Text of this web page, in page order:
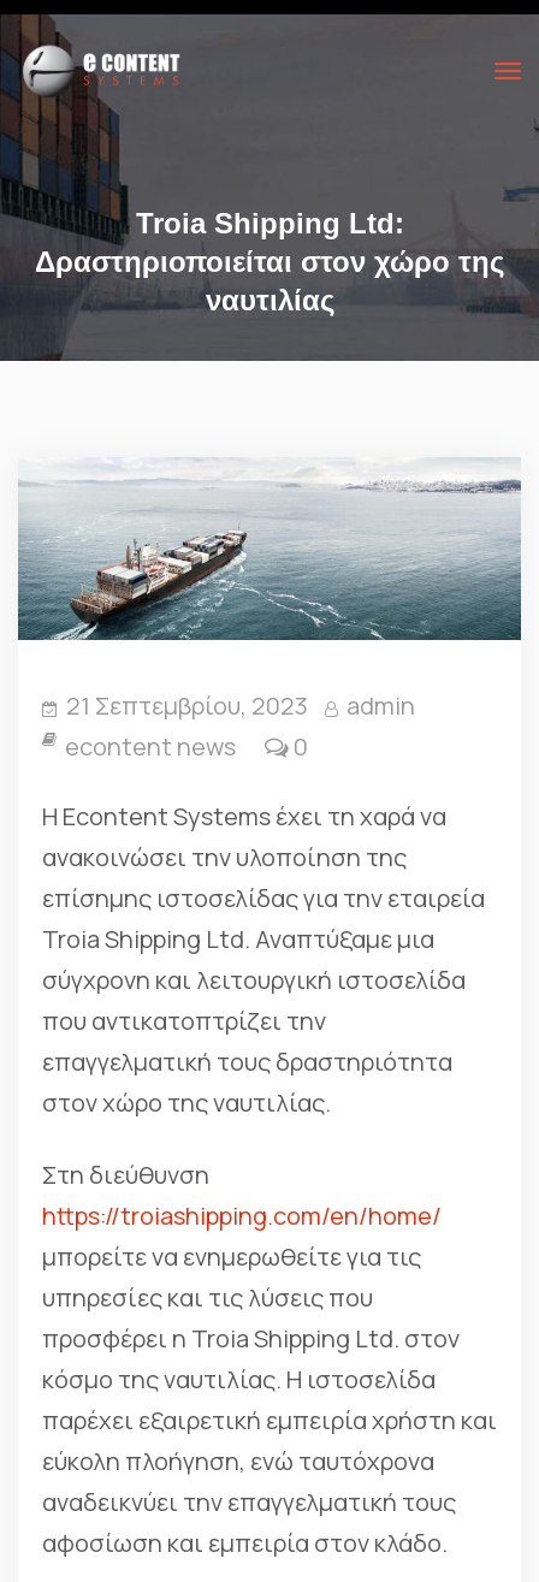
Troia Shipping Ltd:
Δραστηριοποιείται στον χώρο της
ναυτιλίας
21 Σεπτεμβρίου, 2023
admin
econtent news
0
Η Econtent Systems έχει τη χαρά να
ανακοινώσει την υλοποίηση της
επίσημης ιστοσελίδας για την εταιρεία
Troia Shipping Ltd. Αναπτύξαμε μια
σύγχρονη και λειτουργική ιστοσελίδα
που αντικατοπτρίζει την
επαγγελματική τους δραστηριότητα
στον χώρο της ναυτιλίας.
Στη διεύθυνση
https://troiashipping.com/en/home/
μπορείτε να ενημερωθείτε για τις
υπηρεσίες και τις λύσεις που
προσφέρει η Troia Shipping Ltd. στον
κόσμο της ναυτιλίας. Η ιστοσελίδα
παρέχει εξαιρετική εμπειρία χρήστη και
εύκολη πλοήγηση, ενώ ταυτόχρονα
αναδεικνύει την επαγγελματική τους
αφοσίωση και εμπειρία στον κλάδο.